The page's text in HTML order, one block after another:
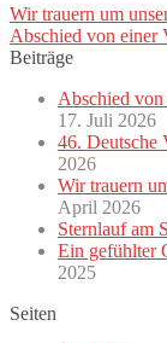
Wir trauern um
Abschied von einer
Beiträge
Abschied
17. Juli 2026
46. Deutsche
2026
Wir trauern
April 2026
Sternlauf am
Ein gefühlter
2025
Seiten